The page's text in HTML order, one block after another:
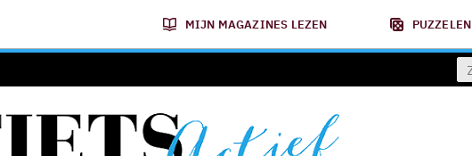
MIJN MAGAZINES LEZEN PUZZELEN